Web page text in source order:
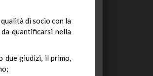
di socio con la
quantificarsi nella
due giudizi, il primo,